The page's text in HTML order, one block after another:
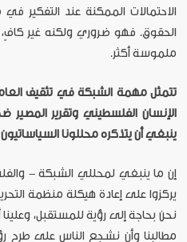
الاحتمالات الممكنة عند التفكير
الحقوق. فهو ضروري ولكنه غير
ملموسة أكثر.
تتمثل مهمة الشبكة في تثقيف
الإنسان الفلسطيني وتقرير المصير
ينبغي أن يتذكره محللونا
إن ما ينبغي لمحللي الشبكة -
نحن بحاجة إلى رؤية للمستقبل،
مطالبنا وأن نشجع الناس على